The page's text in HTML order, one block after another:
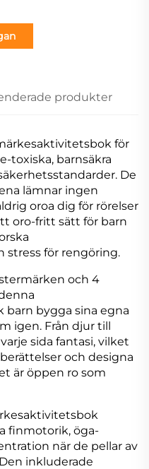
produkter
för
toxiska, barnsäkra
De
lämnar ingen
oroa dig för rörelser
oro-fritt sätt för barn
för rengöring.
och 4
bygga sina egna
igen. Från djur till
sida fantasi, vilket
och designa
är öppen ro som
finmotorik, öga-
när de pellar av
inkluderade